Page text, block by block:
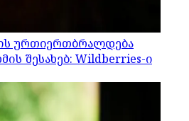
ურთიერთბრალდება
შესახებ: Wildberries-ი